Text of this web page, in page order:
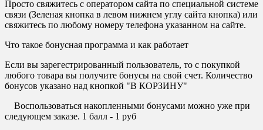
Просто свяжитесь с оператором сайта по специальной системе
связи (Зеленая кнопка в левом нижнем углу сайта кнопка) или
свяжитесь по любому номеру телефона указанном на сайте.
Что такое бонусная программа и как работает
Если вы зарегестрированный пользователь, то с покупкой
любого товара вы получите бонусы на свой счет. Количество
бонусов указано над кнопкой "В КОРЗИНУ"
Воспользоваться накопленными бонусами можно уже при
следующем заказе. 1 балл - 1 руб